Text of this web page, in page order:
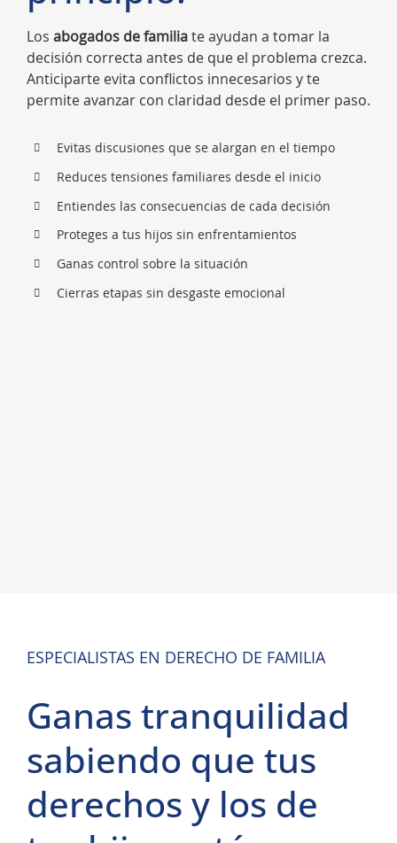
Los abogados de familiate ayudan a tomar la
decisión correcta antes de que el problema crezca.
Anticiparte evita conflictos innecesarios y te
permite avanzar con claridad desde el primer paso.
Evitas discusiones que se alargan en el tiempo
Reduces tensiones familiares desde el inicio
Entiendes las consecuencias de cada decisión
Proteges a tus hijos sin enfrentamientos
Ganas control sobre la situación
Cierras etapas sin desgaste emocional
ESPECIALISTAS EN DERECHO DE FAMILIA
Ganas tranquilidad
sabiendo que tus
derechos y los de